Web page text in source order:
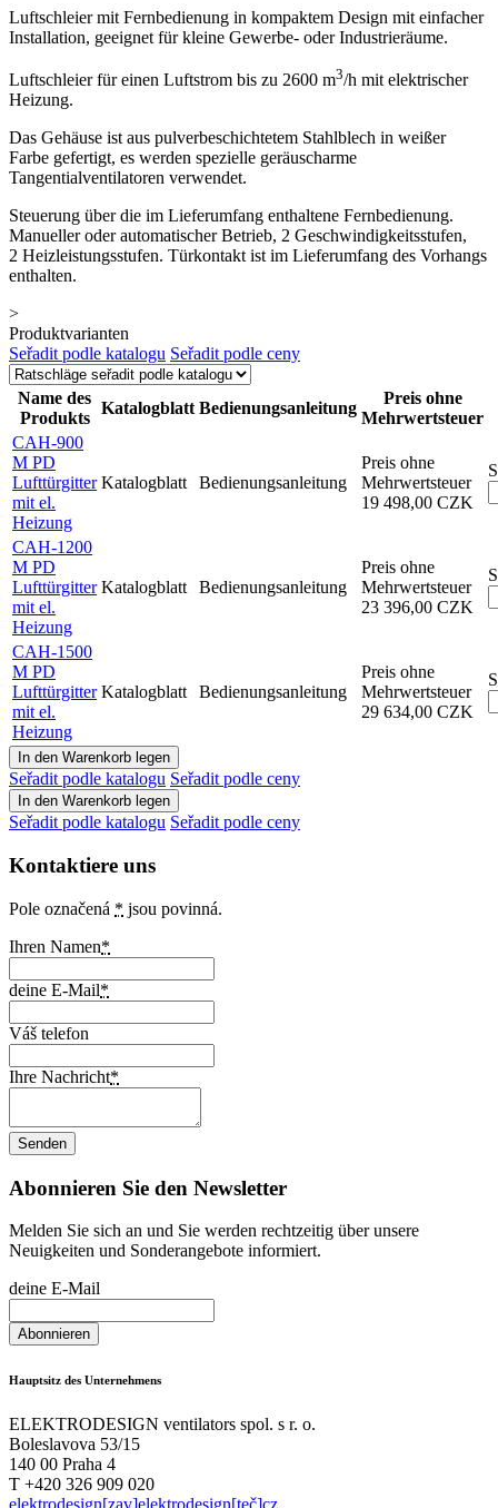
Luftschleier mit Fernbedienung in kompaktem Design mit einfacher
Installation, geeignet für kleine Gewerbe- oder Industrieräume.
Luftschleier für einen Luftstrom bis zu 2600 m3/h mit elektrischer
Heizung.
Das Gehäuse ist aus pulverbeschichtetem Stahlblech in weißer
Farbe gefertigt, es werden spezielle geräuscharme
Tangentialventilatoren verwendet.
Steuerung über die im Lieferumfang enthaltene Fernbedienung.
Manueller oder automatischer Betrieb, 2 Geschwindigkeitsstufen,
2 Heizleistungsstufen. Türkontakt ist im Lieferumfang des Vorhangs
enthalten.
>
Produktvarianten
Seřadit podle katalogu Seřadit podle ceny
Name des
Produkts
Katalogblatt Bedienungsanleitung
Preis ohne
Mehrwertsteuer
CAH-900
M PD
Lufttürgitter
mit el.
Heizung
Katalogblatt Bedienungsanleitung
Preis ohne
Mehrwertsteuer
19 498,00 CZK
CAH-1200
M PD
Lufttürgitter
mit el.
Heizung
Katalogblatt Bedienungsanleitung
Preis ohne
Mehrwertsteuer
23 396,00 CZK
CAH-1500
M PD
Lufttürgitter
mit el.
Heizung
Katalogblatt Bedienungsanleitung
Preis ohne
Mehrwertsteuer
29 634,00 CZK
Seřadit podle katalogu Seřadit podle ceny
Seřadit podle katalogu Seřadit podle ceny
Kontaktiere uns
Pole označená * jsou povinná.
Ihren Namen*
deine E-Mail*
Váš telefon
Ihre Nachricht*
Abonnieren Sie den Newsletter
Melden Sie sich an und Sie werden rechtzeitig über unsere
Neuigkeiten und Sonderangebote informiert.
deine E-Mail
Hauptsitz des Unternehmens
ELEKTRODESIGN ventilators spol. s r. o.
Boleslavova 53/15
140 00 Praha 4
T +420 326 909 020